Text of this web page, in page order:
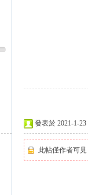
發表於 2021-1-23
此帖僅作者可見